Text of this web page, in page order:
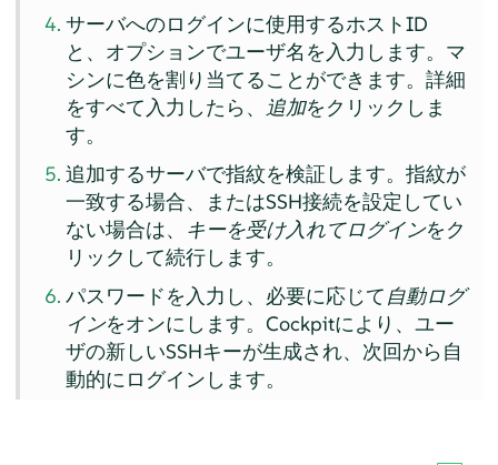
サーバへのログインに使用するホストID
と、オプションでユーザ名を入力します。マ
シンに色を割り当てることができます。詳細
をすべて入力したら、 追加をクリックしま
す。
追加するサーバで指紋を検証します。指紋が
一致する場合、またはSSH接続を設定してい
ない場合は、 キーを受け入れてログインをク
リックして続行します。
パスワードを入力し、必要に応じて自動ログ
インをオンにします。Cockpitにより、ユー
ザの新しいSSHキーが生成され、次回から自
動的にログインします。